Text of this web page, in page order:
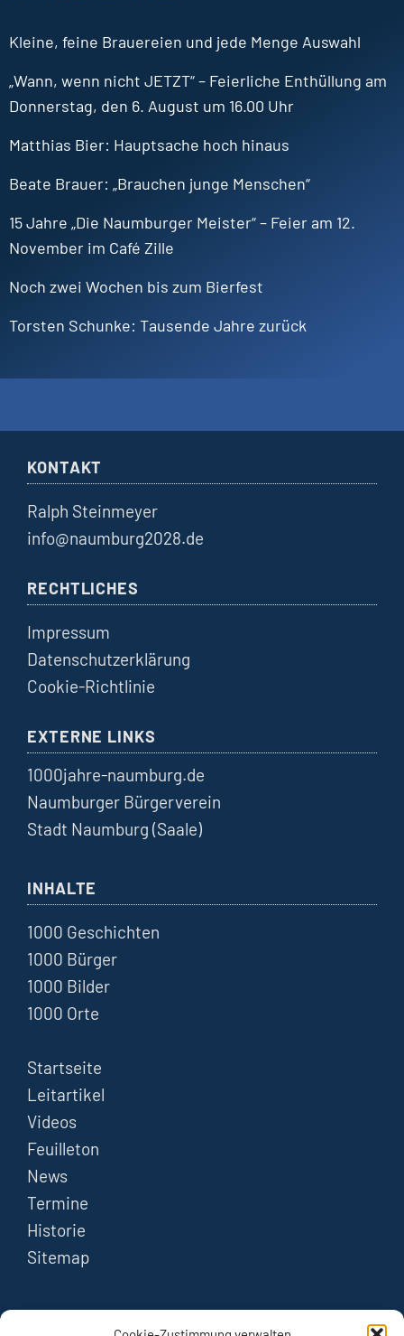
Kleine, feine Brauereien und jede Menge Auswahl
„Wann, wenn nicht JETZT“ – Feierliche Enthüllung am
Donnerstag, den 6. August um 16.00 Uhr
Matthias Bier Hauptsache hoch hinaus
Beate Brauer „Brauchen junge Menschen“
15 Jahre „Die Naumburger Meister“ – Feier am 12.
November im Café Zille
Noch zwei Wochen bis zum Bierfest
Torsten Schunke Tausende Jahre zurück
KONTAKT
Ralph Steinmeyer
info@naumburg2028.de
RECHTLICHES
Impressum
Datenschutzerklärung
Cookie-Richtlinie
EXTERNE LINKS
1000jahre-naumburg.de
Naumburger Bürgerverein
Stadt Naumburg (Saale)
INHALTE
1000 Geschichten
1000 Bürger
1000 Bilder
1000 Orte
Startseite
Leitartikel
Videos
Feuilleton
News
Termine
Historie
Sitemap
FOLGEN